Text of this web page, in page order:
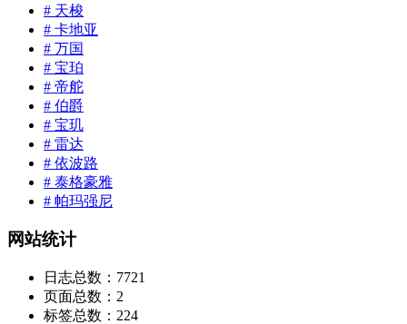
# 天梭
# 卡地亚
# 万国
# 宝珀
# 帝舵
# 伯爵
# 宝玑
# 雷达
# 依波路
# 泰格豪雅
# 帕玛强尼
网站统计
日志总数： 7721
页面总数： 2
标签总数： 224